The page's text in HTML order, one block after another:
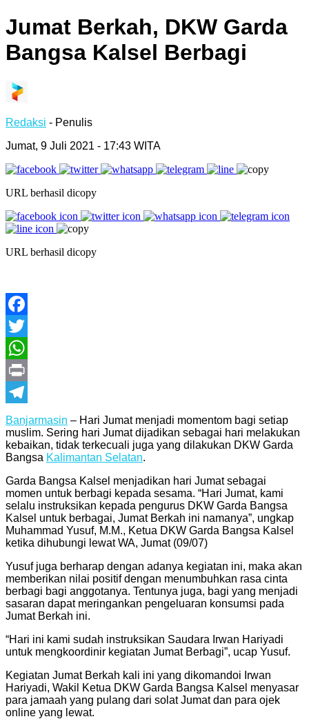
Jumat Berkah, DKW Garda
Bangsa Kalsel Berbagi
Redaksi - Penulis
Jumat, 9 Juli 2021 - 17:43 WITA
URL berhasil dicopy
URL berhasil dicopy
Facebook
Twitter
WhatsApp
Print
Telegram
Banjarmasin – Hari Jumat menjadi momentom bagi setiap
muslim. Sering hari Jumat dijadikan sebagai hari melakukan
kebaikan, tidak terkecuali juga yang dilakukan DKW Garda
Bangsa Kalimantan Selatan.
Garda Bangsa Kalsel menjadikan hari Jumat sebagai
momen untuk berbagi kepada sesama. “Hari Jumat, kami
selalu instruksikan kepada pengurus DKW Garda Bangsa
Kalsel untuk berbagai, Jumat Berkah ini namanya”, ungkap
Muhammad Yusuf, M.M., Ketua DKW Garda Bangsa Kalsel
ketika dihubungi lewat WA, Jumat (09/07)
Yusuf juga berharap dengan adanya kegiatan ini, maka akan
memberikan nilai positif dengan menumbuhkan rasa cinta
berbagi bagi anggotanya. Tentunya juga, bagi yang menjadi
sasaran dapat meringankan pengeluaran konsumsi pada
Jumat Berkah ini.
“Hari ini kami sudah instruksikan Saudara Irwan Hariyadi
untuk mengkoordinir kegiatan Jumat Berbagi”, ucap Yusuf.
Kegiatan Jumat Berkah kali ini yang dikomandoi Irwan
Hariyadi, Wakil Ketua DKW Garda Bangsa Kalsel menyasar
para jamaah yang pulang dari solat Jumat dan para ojek
online yang lewat.